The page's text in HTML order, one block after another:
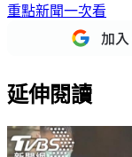
重點新聞一次看
延伸閱讀